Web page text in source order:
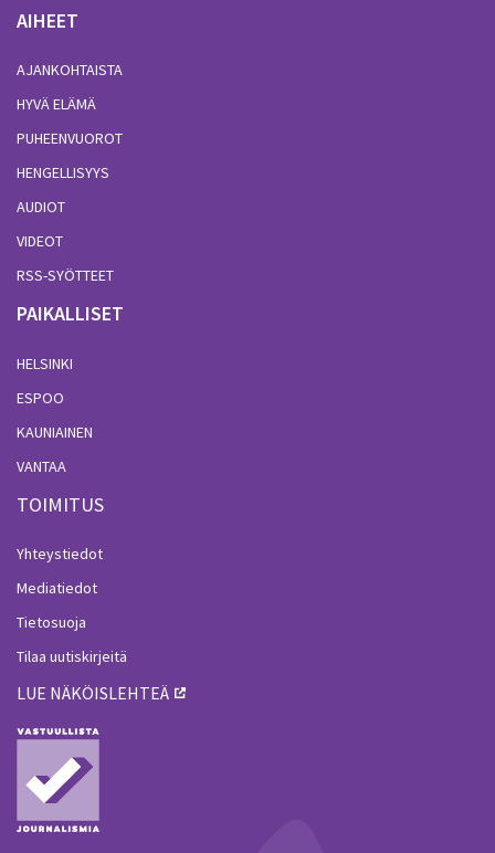
AIHEET
AJANKOHTAISTA
HYVÄ ELÄMÄ
PUHEENVUOROT
HENGELLISYYS
AUDIOT
VIDEOT
RSS-SYÖTTEET
PAIKALLISET
HELSINKI
ESPOO
KAUNIAINEN
VANTAA
TOIMITUS
Yhteystiedot
Mediatiedot
Tietosuoja
Tilaa uutiskirjeitä
LUE NÄKÖISLEHTEÄ